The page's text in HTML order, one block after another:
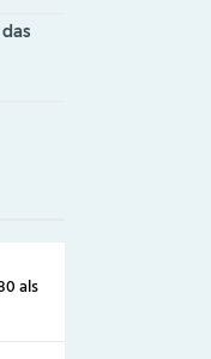
als